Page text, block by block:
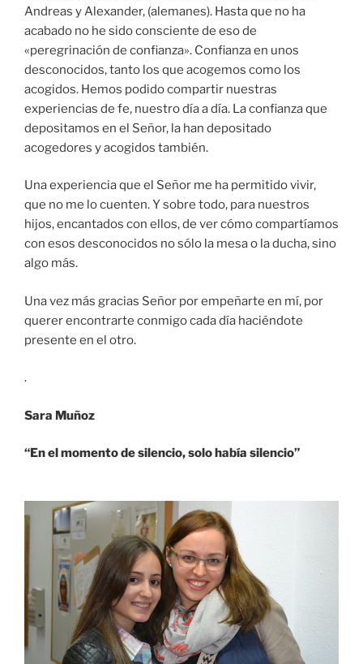
Andreas y Alexander, (alemanes). Hasta que no ha
acabado no he sido consciente de eso de
«peregrinación de confianza». Confianza en unos
desconocidos, tanto los que acogemos como los
acogidos. Hemos podido compartir nuestras
experiencias de fe, nuestro día a día. La confianza que
depositamos en el Señor, la han depositado
acogedores y acogidos también.
Una experiencia que el Señor me ha permitido vivir,
que no me lo cuenten. Y sobre todo, para nuestros
hijos, encantados con ellos, de ver cómo compartíamos
con esos desconocidos no sólo la mesa o la ducha, sino
algo más.
Una vez más gracias Señor por empeñarte en mí, por
querer encontrarte conmigo cada día haciéndote
presente en el otro.
.
Sara Muñoz
“En el momento de silencio, solo había silencio”